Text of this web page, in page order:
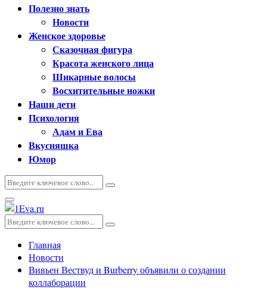
Полезно знать
Новости
Женское здоровье
Сказочная фигура
Красота женского лица
Шикарные волосы
Восхитительные ножки
Наши дети
Психология
Адам и Ева
Вкусняшка
Юмор
Искать:
Поиск
Основное
меню
Искать:
Поиск
Главная
Новости
Вивьен Вествуд и Burberry объявили о создании
коллаборации